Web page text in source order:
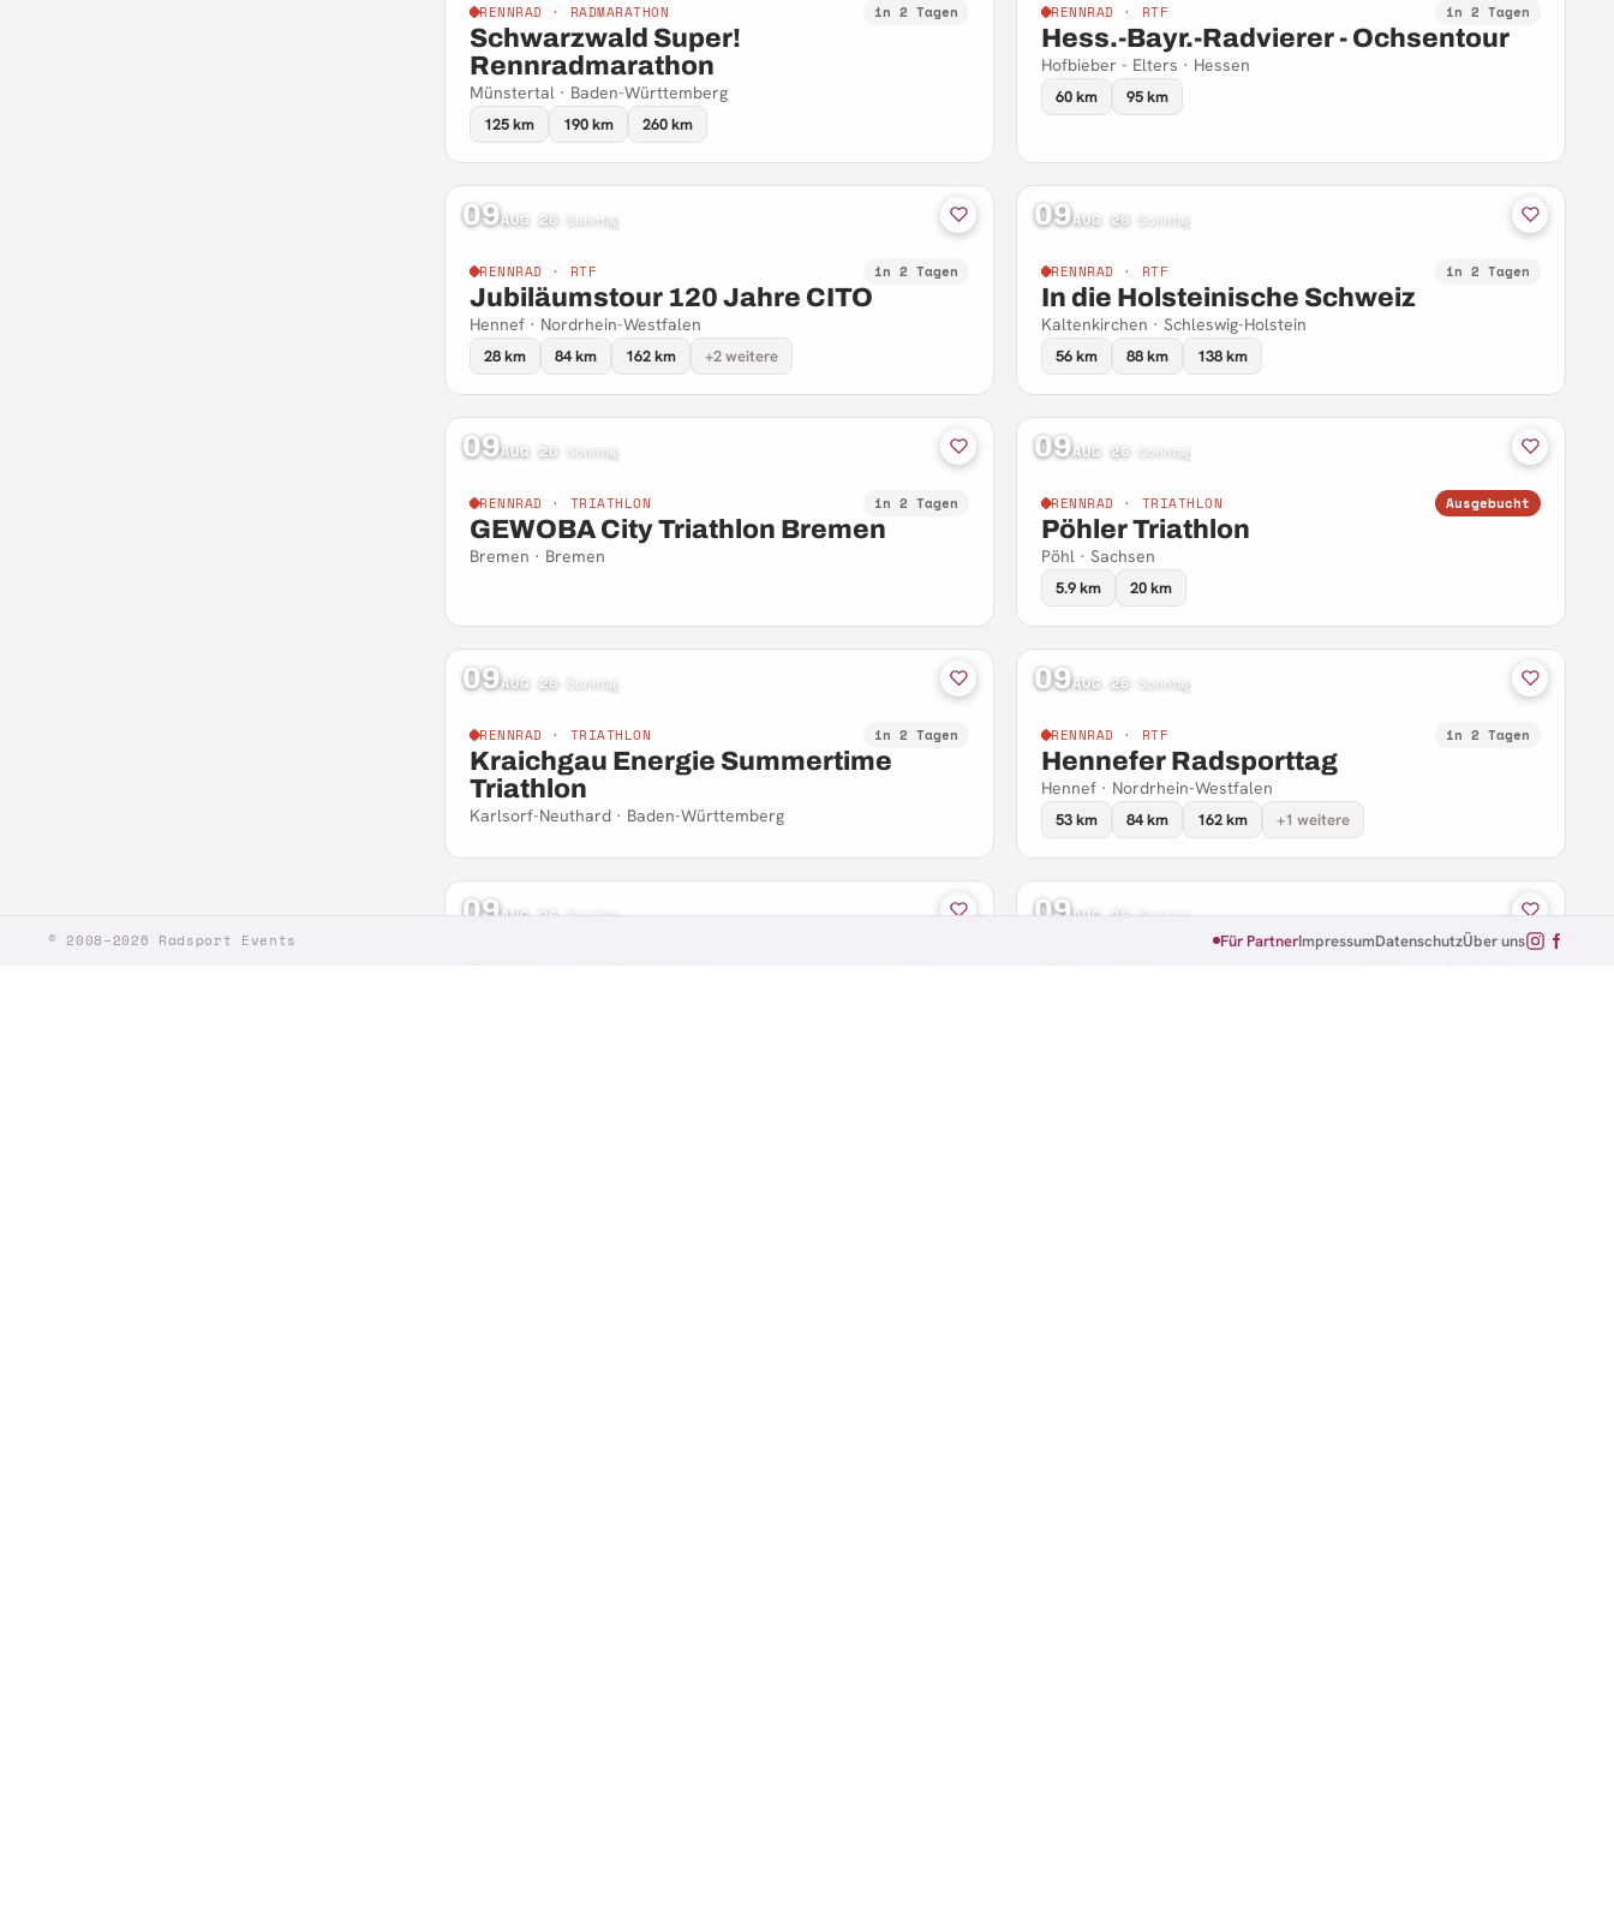
RENNRAD · RADMARATHON in 2 Tagen
Schwarzwald Super!
Rennradmarathon
Münstertal · Baden-Württemberg
125 km 190 km 260 km
RENNRAD · RTF in 2 Tagen
Hess.-Bayr.-Radvierer - Ochsentour
Hofbieber - Elters · Hessen
60 km 95 km
09AUG 26· Sonntag
RENNRAD · RTF in 2 Tagen
Jubiläumstour 120 Jahre CITO
Hennef · Nordrhein-Westfalen
28 km 84 km 162 km +2 weitere
09AUG 26· Sonntag
RENNRAD · RTF in 2 Tagen
In die Holsteinische Schweiz
Kaltenkirchen · Schleswig-Holstein
56 km 88 km 138 km
09AUG 26· Sonntag
RENNRAD · TRIATHLON in 2 Tagen
GEWOBA City Triathlon Bremen
Bremen · Bremen
09AUG 26· Sonntag
RENNRAD · TRIATHLON Ausgebucht
Pöhler Triathlon
Pöhl · Sachsen
5.9 km 20 km
09AUG 26· Sonntag
RENNRAD · TRIATHLON in 2 Tagen
Kraichgau Energie Summertime
Triathlon
Karlsorf-Neuthard · Baden-Württemberg
09AUG 26· Sonntag
RENNRAD · RTF in 2 Tagen
Hennefer Radsporttag
Hennef · Nordrhein-Westfalen
53 km 84 km 162 km +1 weitere
09AUG 26·Sonntag 09AUG 26·Sonntag
© 2008–2026 Radsport Events Für PartnerImpressumDatenschutzÜber uns